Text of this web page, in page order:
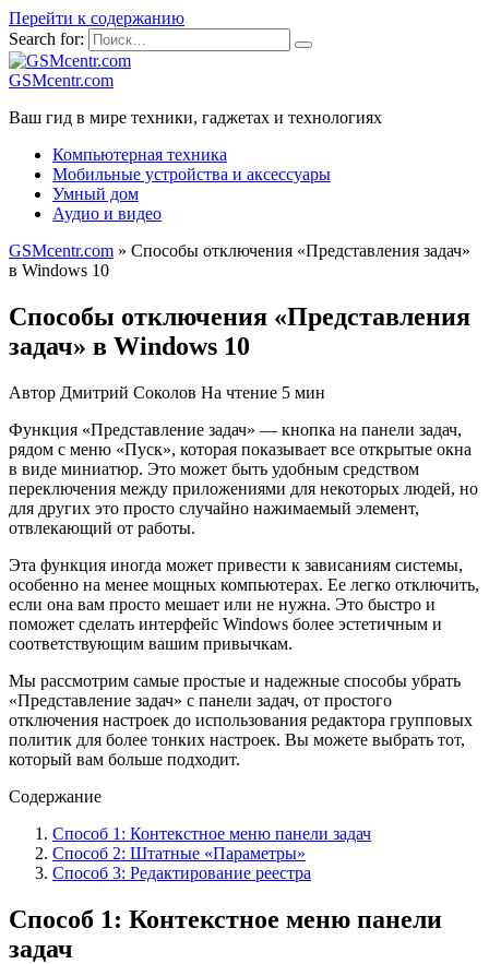
Перейти к содержанию
Search for:
GSMcentr.com
Ваш гид в мире техники, гаджетах и технологиях
Компьютерная техника
Мобильные устройства и аксессуары
Умный дом
Аудио и видео
GSMcentr.com » Способы отключения «Представления задач»
в Windows 10
Способы отключения «Представления
задач» в Windows 10
Автор Дмитрий Соколов На чтение 5 мин
Функция «Представление задач» — кнопка на панели задач,
рядом с меню «Пуск», которая показывает все открытые окна
в виде миниатюр. Это может быть удобным средством
переключения между приложениями для некоторых людей, но
для других это просто случайно нажимаемый элемент,
отвлекающий от работы.
Эта функция иногда может привести к зависаниям системы,
особенно на менее мощных компьютерах. Ее легко отключить,
если она вам просто мешает или не нужна. Это быстро и
поможет сделать интерфейс Windows более эстетичным и
соответствующим вашим привычкам.
Мы рассмотрим самые простые и надежные способы убрать
«Представление задач» с панели задач, от простого
отключения настроек до использования редактора групповых
политик для более тонких настроек. Вы можете выбрать тот,
который вам больше подходит.
Содержание
Способ 1: Контекстное меню панели задач
Способ 2: Штатные «Параметры»
Способ 3: Редактирование реестра
Способ 1: Контекстное меню панели
задач